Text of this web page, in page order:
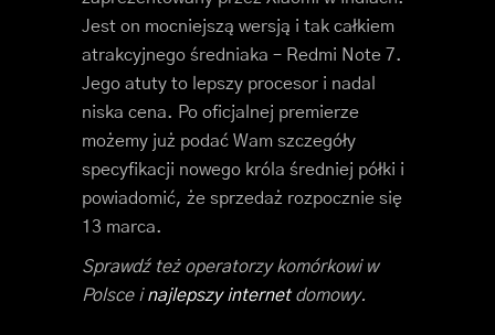
Jest on mocniejszą wersją i tak całkiem
atrakcyjnego średniaka – Redmi Note 7.
Jego atuty to lepszy procesor i nadal
niska cena. Po oficjalnej premierze
możemy już podać Wam szczegóły
specyfikacji nowego króla średniej półki i
powiadomić, że sprzedaż rozpocznie się
13 marca.
Sprawdź też operatorzy komórkowi w
Polsce inajlepszy internetdomowy.